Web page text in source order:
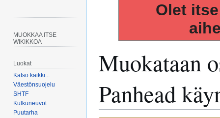
Olet
Muokataan
Panhead
MUOKKAA ITSE
WIKIKKOA
Luokat
Katso kaikki...
Väestönsuojelu
SHTF
Kulkuneuvot
Puutarha